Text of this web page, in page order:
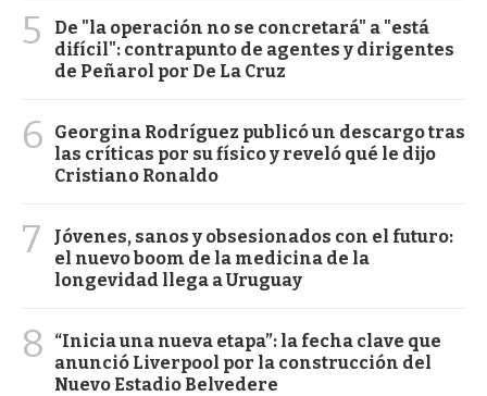
5
De "la operación no se concretará" a "está
difícil": contrapunto de agentes y dirigentes
de Peñarol por De La Cruz
6
Georgina Rodríguez publicó un descargo tras
las críticas por su físico y reveló qué le dijo
Cristiano Ronaldo
7
Jóvenes, sanos y obsesionados con el futuro:
el nuevo boom de la medicina de la
longevidad llega a Uruguay
8
“Inicia una nueva etapa”: la fecha clave que
anunció Liverpool por la construcción del
Nuevo Estadio Belvedere